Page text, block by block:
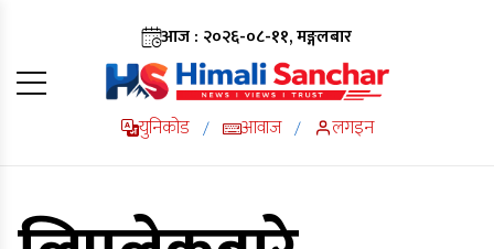
आज : २०२६-०८-११, मङ्गलबार
युनिकोड / आवाज / लगइन